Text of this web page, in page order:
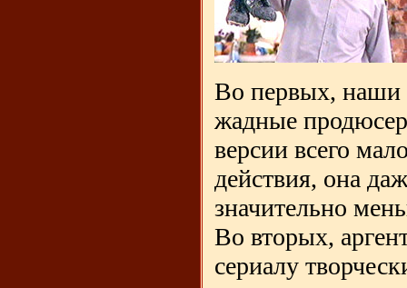
Во первых,
жадные
версии всего
действия, она
значительно
Во вторых,
сериалу